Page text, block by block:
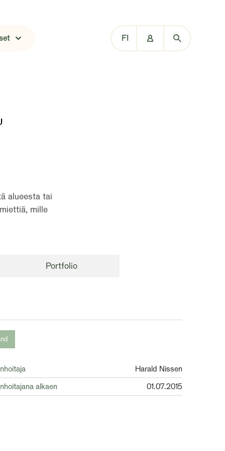
FI
alueesta tai
mille
Portfolio
Harald Nissen
alkaen
01.07.2015